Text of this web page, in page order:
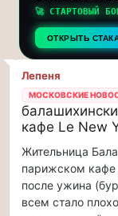
на
прогулку
по
Москве
Друзья,
приглашаем
на
музыкальную
и
🚀 СТАРТОВЫЙ
ОТКРЫТЬ
Лепеня
МОСКОВСКИЕ
кафе Le New
Жительница
парижском кафе
после ужина
всем стало